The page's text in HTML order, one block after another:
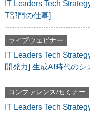
IT Leaders Tech
T部門の仕事]
ライブウェビナー
IT Leaders Tech
開発力] 生成AI時代のシ
コンファレンス/セミナー
IT Leaders Tech